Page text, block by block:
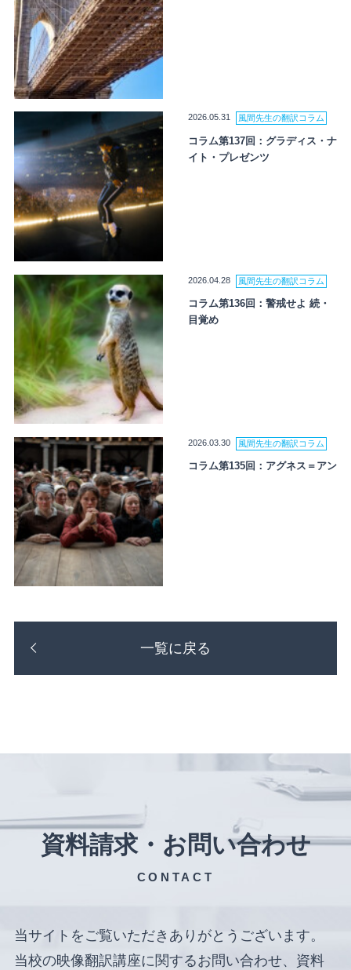
2026.05.31 風間先生の翻訳コラム
コラム第137回：グラディス・ナ
イト・プレゼンツ
2026.04.28 風間先生の翻訳コラム
コラム第136回：警戒せよ 続・
目覚め
2026.03.30 風間先生の翻訳コラム
コラム第135回：アグネス＝アン
一覧に戻る
資料請求・お問い合わせ
CONTACT
当サイトをご覧いただきありがとうございます。
当校の映像翻訳講座に関するお問い合わせ、資料